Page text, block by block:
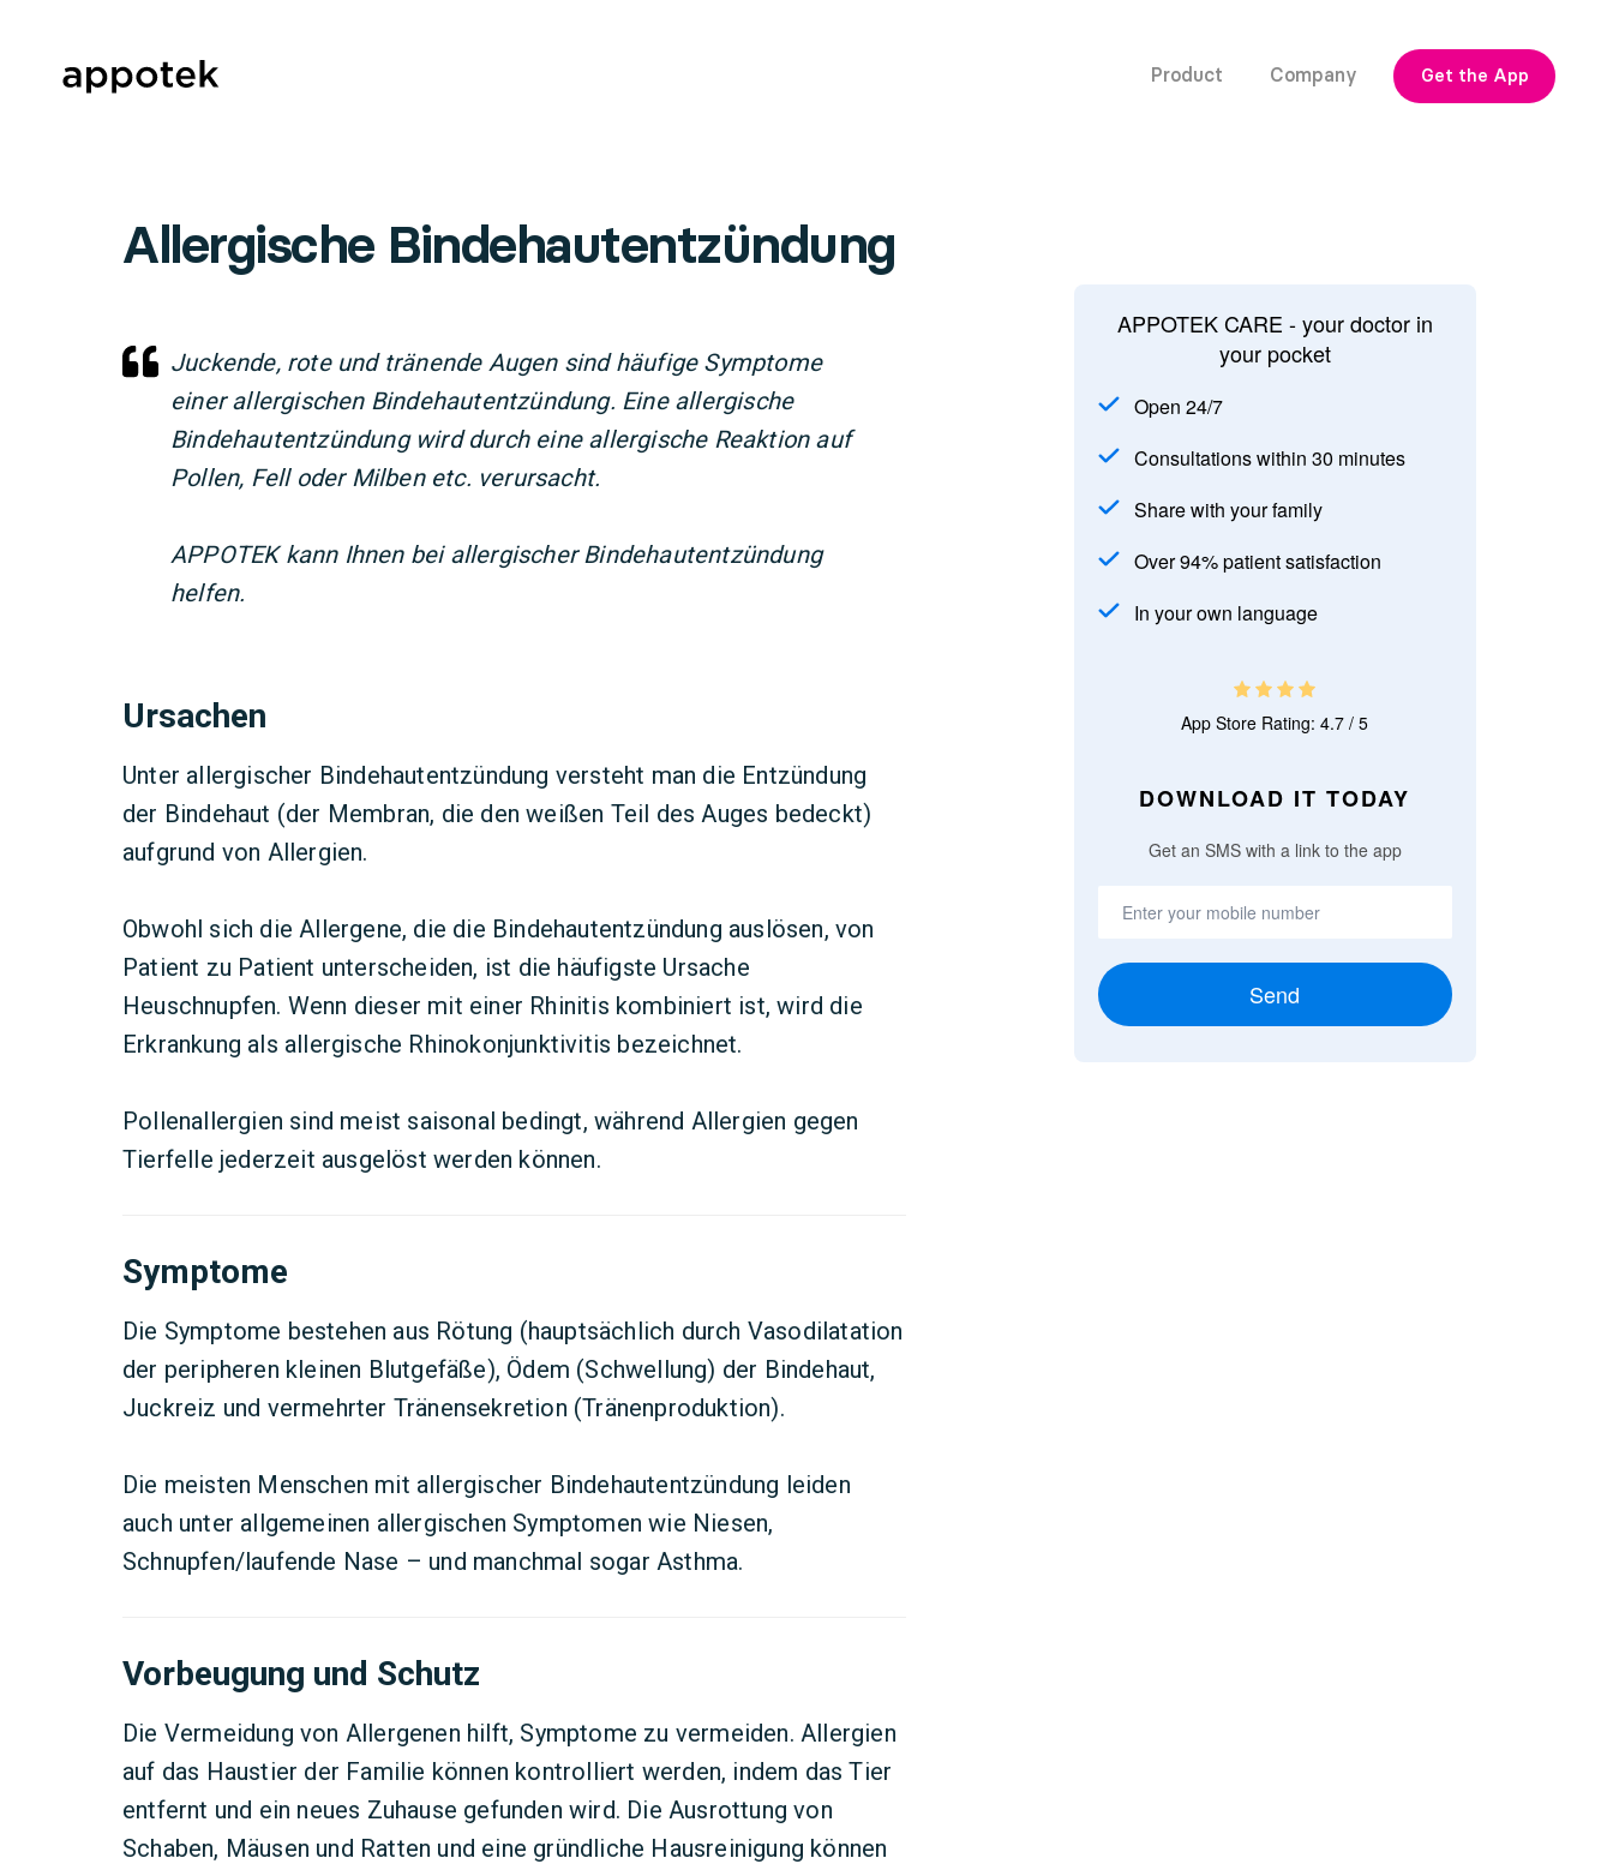
Product Company Get the App
Allergische Bindehautentzündung
Juckende, rote und tränende Augen sind häufige Symptome
einer allergischen Bindehautentzündung. Eine allergische
Bindehautentzündung wird durch eine allergische Reaktion auf
Pollen, Fell oder Milben etc. verursacht.
APPOTEK kann Ihnen bei allergischer Bindehautentzündung
helfen.
Ursachen
Unter allergischer Bindehautentzündung versteht man die Entzündung
der Bindehaut (der Membran, die den weißen Teil des Auges bedeckt)
aufgrund von Allergien.
Obwohl sich die Allergene, die die Bindehautentzündung auslösen, von
Patient zu Patient unterscheiden, ist die häufigste Ursache
Heuschnupfen. Wenn dieser mit einer Rhinitis kombiniert ist, wird die
Erkrankung als allergische Rhinokonjunktivitis bezeichnet.
Pollenallergien sind meist saisonal bedingt, während Allergien gegen
Tierfelle jederzeit ausgelöst werden können.
Symptome
Die Symptome bestehen aus Rötung (hauptsächlich durch Vasodilatation
der peripheren kleinen Blutgefäße), Ödem (Schwellung) der Bindehaut,
Juckreiz und vermehrter Tränensekretion (Tränenproduktion).
Die meisten Menschen mit allergischer Bindehautentzündung leiden
auch unter allgemeinen allergischen Symptomen wie Niesen,
Schnupfen/laufende Nase – und manchmal sogar Asthma.
Vorbeugung und Schutz
Die Vermeidung von Allergenen hilft, Symptome zu vermeiden. Allergien
auf das Haustier der Familie können kontrolliert werden, indem das Tier
entfernt und ein neues Zuhause gefunden wird. Die Ausrottung von
Schaben, Mäusen und Ratten und eine gründliche Hausreinigung können
APPOTEK CARE - your doctor in
your pocket
Open 24/7
Consultations within 30 minutes
Share with your family
Over 94% patient satisfaction
In your own language
App Store Rating: 4.7 / 5
DOWNLOAD IT TODAY
Get an SMS with a link to the app
Send